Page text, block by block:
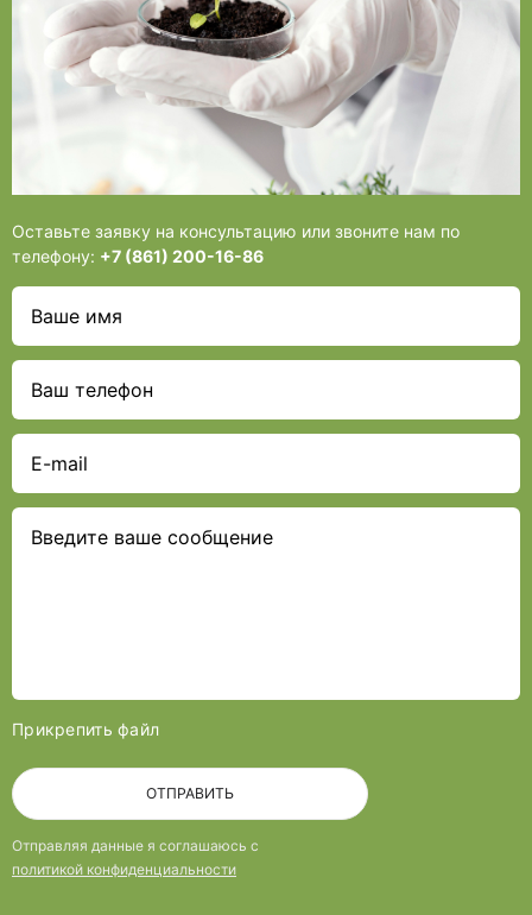
Оставьте заявку на консультацию или звоните нам по
телефону: +7 (861) 200-16-86
Прикрепить файл
ОТПРАВИТЬ
Отправляя данные я соглашаюсь с
политикой конфиденциальности